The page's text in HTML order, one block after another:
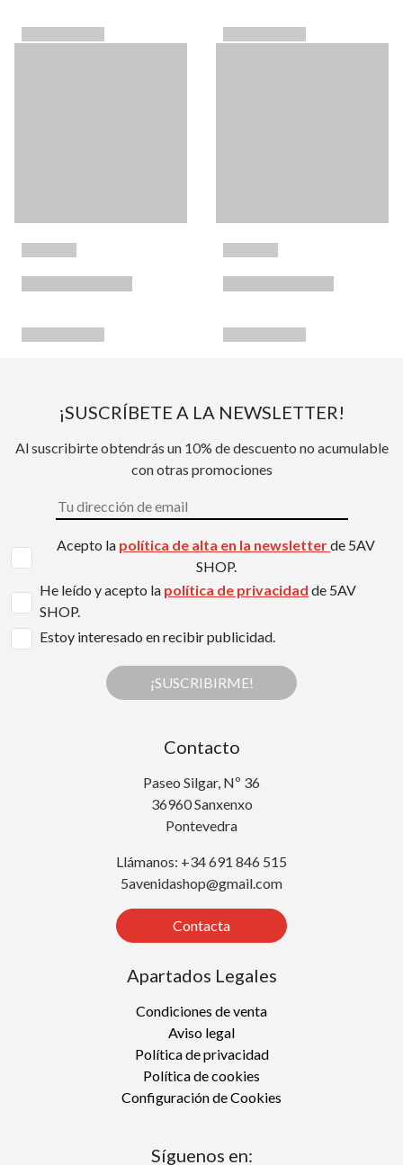
¡SUSCRÍBETE A LA NEWSLETTER!
Al suscribirte obtendrás un 10% de descuento no acumulable
con otras promociones
Acepto la política de alta en la newsletterde 5AV
SHOP.
He leído y acepto la política de privacidad de 5AV
SHOP.
Estoy interesado en recibir publicidad.
¡SUSCRIBIRME!
Contacto
Paseo Silgar, Nº 36
36960 Sanxenxo
Pontevedra
Llámanos: +34 691 846 515
5avenidashop@gmail.com
Contacta
Apartados Legales
Condiciones de venta
Aviso legal
Política de privacidad
Política de cookies
Configuración de Cookies
Síguenos en: